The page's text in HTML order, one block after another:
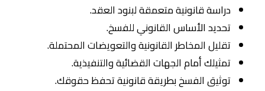
دراسة قانونية متعمقة لبنود العقد.
تحديد الأساس القانوني للفسخ.
تقليل المخاطر القانونية والتعويضات المحتملة.
تمثيلك أمام الجهات القضائية والتنفيذية.
توثيق الفسخ بطريقة قانونية تحفظ حقوقك.